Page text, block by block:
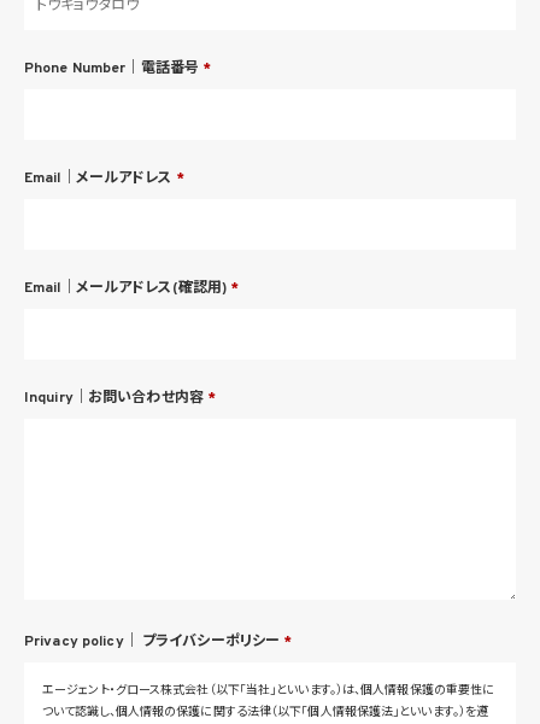
Phone Number｜電話番号 *
Email｜メールアドレス *
Email｜メールアドレス(確認用) *
Inquiry｜お問い合わせ内容 *
Privacy policy｜ プライバシーポリシー *
エージェント・グロース株式会社（以下「当社」といいます。）は、個人情報保護の重要性に
ついて認識し、個人情報の保護に関する法律（以下「個人情報保護法」といいます。）を遵